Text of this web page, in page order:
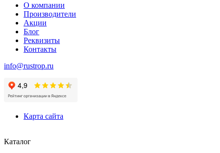
О компании
Производители
Акции
Блог
Реквизиты
Контакты
info@rustrop.ru
Карта сайта
Каталог